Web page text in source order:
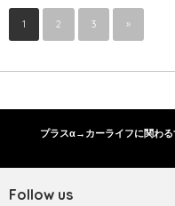
1 2 3 »
プラスα→カーライフに関わる
Follow us